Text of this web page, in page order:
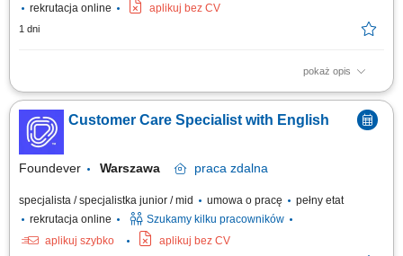
rekrutacja online
aplikuj bez CV
1 dni
pokaż opis
zapewnianie profesjonalnej obsługi klienta w języku angielskim
udzielanie wsparcia w zakresie produktów, zamówień oraz kont
użytkowników; odpowiadanie na pytania klientów i pomoc w
rozwiązywaniu bieżących problemów; diagnozowanie podstawowych
zgłoszeń dotyczących produktów i...
Customer Care Specialist with English
Foundever Warszawa praca zdalna
specjalista / specjalistka junior / mid umowa o pracę
pełny etat
rekrutacja online
Szukamy kilku pracowników
aplikuj szybko
aplikuj bez CV